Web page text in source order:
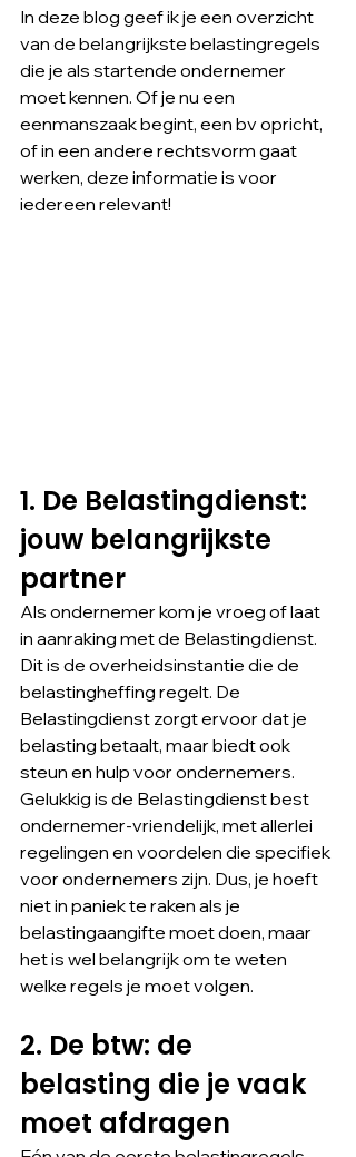
In deze blog geef ik je een overzicht
van de belangrijkste belastingregels
die je als startende ondernemer
moet kennen. Of je nu een
eenmanszaak begint, een bv opricht,
of in een andere rechtsvorm gaat
werken, deze informatie is voor
iedereen relevant!
1. De Belastingdienst:
jouw belangrijkste
partner
Als ondernemer kom je vroeg of laat
in aanraking met de Belastingdienst.
Dit is de overheidsinstantie die de
belastingheffing regelt. De
Belastingdienst zorgt ervoor dat je
belasting betaalt, maar biedt ook
steun en hulp voor ondernemers.
Gelukkig is de Belastingdienst best
ondernemer-vriendelijk, met allerlei
regelingen en voordelen die specifiek
voor ondernemers zijn. Dus, je hoeft
niet in paniek te raken als je
belastingaangifte moet doen, maar
het is wel belangrijk om te weten
welke regels je moet volgen.
2. De btw: de
belasting die je vaak
moet afdragen